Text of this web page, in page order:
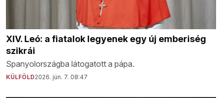
XIV. Leó: a fiatalok legyenek egy új emberiség
szikrái
Spanyolországba látogatott a pápa.
KÜLFÖLD2026. jún. 7. 08:47